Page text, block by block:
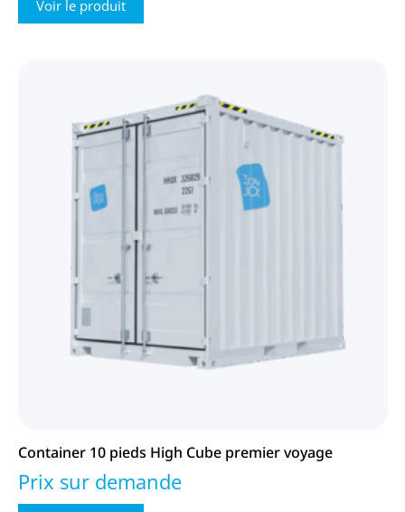
Voir le produit
Container 10 pieds High Cube premier voyage
Prix sur demande